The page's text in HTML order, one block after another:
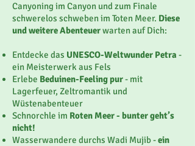
Canyoning im Canyon und zum Finale
schwerelos schweben im Toten Meer. Diese
und weitere Abenteuerwarten auf Dich:
Entdecke das UNESCO-Weltwunder Petra -
ein Meisterwerk aus Fels
Erlebe Beduinen-Feeling pur- mit
Lagerfeuer, Zeltromantik und
Wüstenabenteuer
Schnorchle im Roten Meer- bunter geht’s
nicht!
Wasserwandere durchs Wadi Mujib -ein